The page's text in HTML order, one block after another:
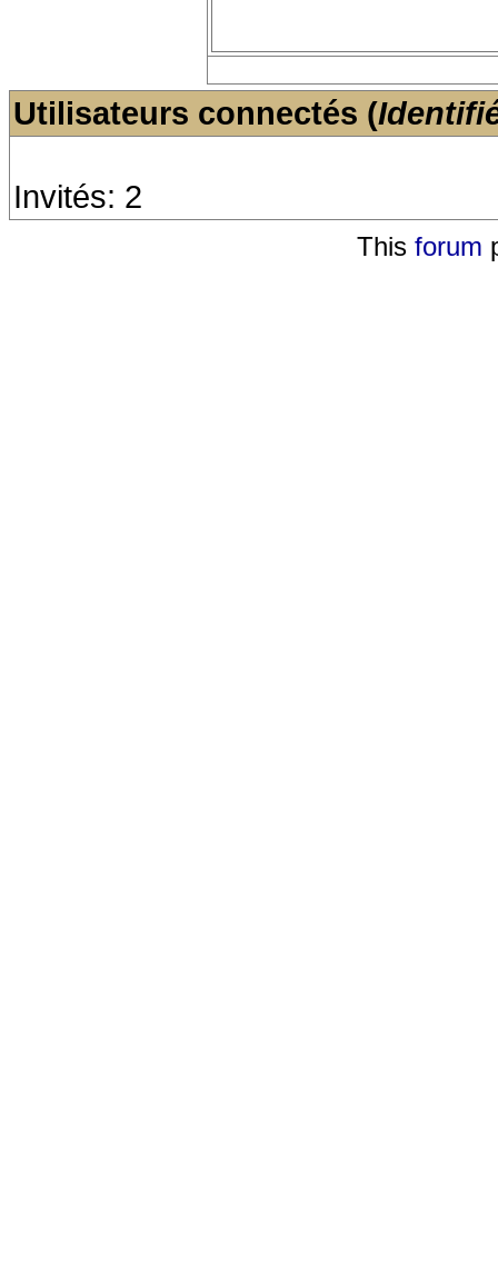
Utilisateurs connectés (
Invités: 2
This forum